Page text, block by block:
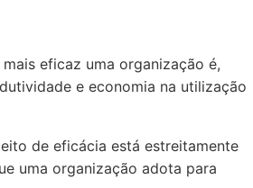
eficaz uma organização é,
e economia na utilização
de eficácia está estreitamente
uma organização adota para